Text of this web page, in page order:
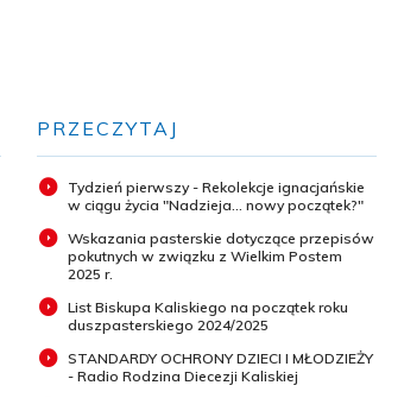
PRZECZYTAJ
Tydzień pierwszy - Rekolekcje ignacjańskie
w ciągu życia "Nadzieja... nowy początek?"
Wskazania pasterskie dotyczące przepisów
pokutnych w związku z Wielkim Postem
2025 r.
List Biskupa Kaliskiego na początek roku
duszpasterskiego 2024/2025
STANDARDY OCHRONY DZIECI I MŁODZIEŻY
- Radio Rodzina Diecezji Kaliskiej